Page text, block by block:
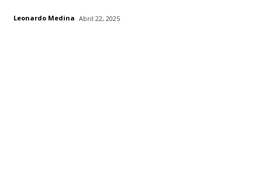
Leonardo Medina Abril 22, 2025